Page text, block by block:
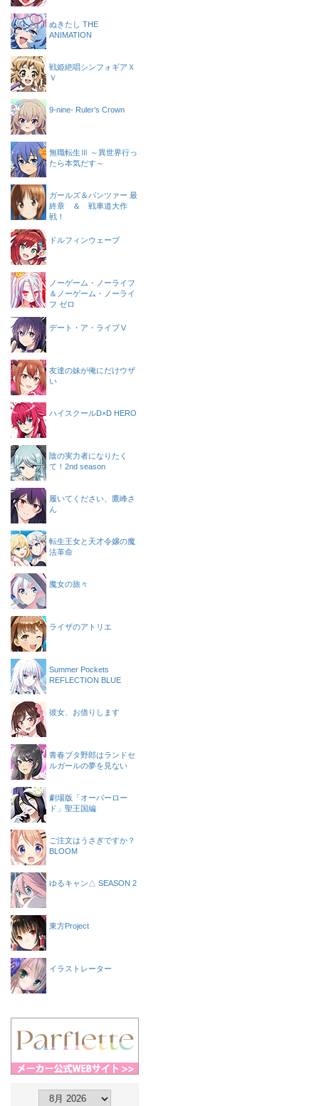
ぬきたし THE
ANIMATION
戦姫絶唱シンフォギアＸ
Ｖ
9-nine- Ruler’s Crown
無職転生Ⅲ ～異世界行っ
たら本気だす～
ガールズ＆パンツァー 最
終章 ＆ 戦車道大作
戦！
ドルフィンウェーブ
ノーゲーム・ノーライフ
＆ノーゲーム・ノーライ
フ ゼロ
デート・ア・ライブⅤ
友達の妹が俺にだけウザ
い
ハイスクールD×D HERO
陰の実力者になりたく
て！2nd season
履いてください、鷹峰さ
ん
転生王女と天才令嬢の魔
法革命
魔女の旅々
ライザのアトリエ
Summer Pockets
REFLECTION BLUE
彼女、お借りします
青春ブタ野郎はランドセ
ルガールの夢を見ない
劇場版「オーバーロー
ド」聖王国編
ご注文はうさぎですか？
BLOOM
ゆるキャン△ SEASON 2
東方Project
イラストレーター